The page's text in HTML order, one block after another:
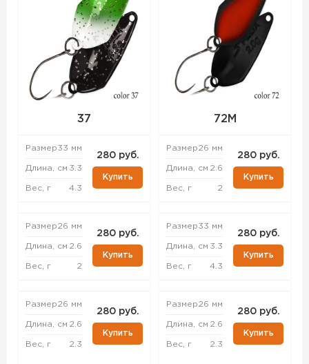
37
Размер33 мм
Длина, см 3.3
Вес, г 4.3
280 руб.
Купить
Размер26 мм
Длина, см 2.6
Вес, г 2
280 руб.
Купить
Размер26 мм
Длина, см 2.6
Вес, г 2.3
280 руб.
Купить
72M
Размер26 мм
Длина, см 2.6
Вес, г 2
280 руб.
Купить
Размер33 мм
Длина, см 3.3
Вес, г 4.3
280 руб.
Купить
Размер26 мм
Длина, см 2.6
Вес, г 2.3
280 руб.
Купить